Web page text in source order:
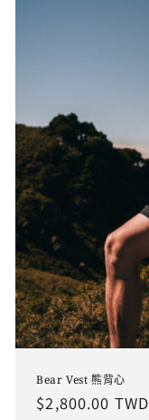
Bear Vest 熊背心
定
$2,800.00 TWD